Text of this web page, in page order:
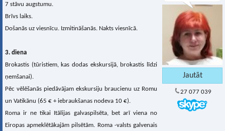
27 077 039
7 stāvu augstumu.
Brīvs laiks.
Došanās uz viesnīcu. Izmitināšanās. Nakts viesnīcā.
3. diena
Brokastis (tūristiem, kas dodas ekskursijā, brokastis līdzi
ņemšanai).
Pēc vēlēšanās piedāvājam ekskursiju braucienu uz Romu
un Vatikānu (65 € + iebraukšanas nodeva 10 €).
Roma ir ne tikai Itālijas galvaspilsēta, bet arī viena no
Eiropas apmeklētākajām pilsētām. Roma -valsts galvenais